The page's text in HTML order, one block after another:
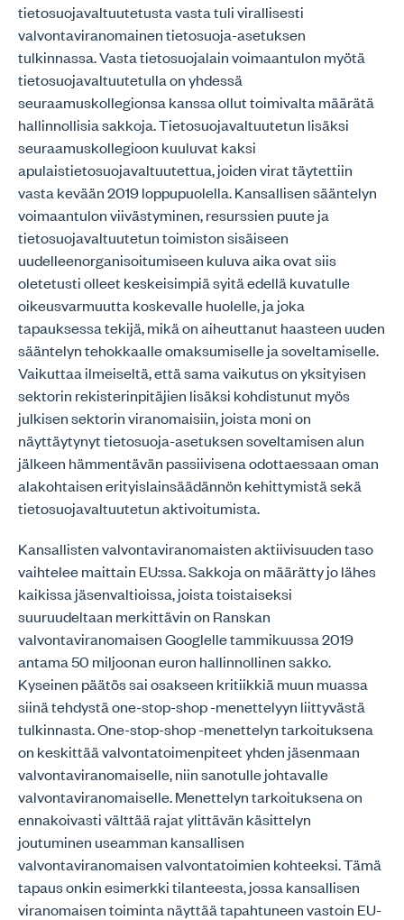
tietosuojavaltuutetusta vasta tuli virallisesti
valvontaviranomainen tietosuoja-asetuksen
tulkinnassa. Vasta tietosuojalain voimaantulon myötä
tietosuojavaltuutetulla on yhdessä
seuraamuskollegionsa kanssa ollut toimivalta määrätä
hallinnollisia sakkoja. Tietosuojavaltuutetun lisäksi
seuraamuskollegioon kuuluvat kaksi
apulaistietosuojavaltuutettua, joiden virat täytettiin
vasta kevään 2019 loppupuolella. Kansallisen sääntelyn
voimaantulon viivästyminen, resurssien puute ja
tietosuojavaltuutetun toimiston sisäiseen
uudelleenorganisoitumiseen kuluva aika ovat siis
oletetusti olleet keskeisimpiä syitä edellä kuvatulle
oikeusvarmuutta koskevalle huolelle, ja joka
tapauksessa tekijä, mikä on aiheuttanut haasteen uuden
sääntelyn tehokkaalle omaksumiselle ja soveltamiselle.
Vaikuttaa ilmeiseltä, että sama vaikutus on yksityisen
sektorin rekisterinpitäjien lisäksi kohdistunut myös
julkisen sektorin viranomaisiin, joista moni on
näyttäytynyt tietosuoja-asetuksen soveltamisen alun
jälkeen hämmentävän passiivisena odottaessaan oman
alakohtaisen erityislainsäädännön kehittymistä sekä
tietosuojavaltuutetun aktivoitumista.
Kansallisten valvontaviranomaisten aktiivisuuden taso
vaihtelee maittain EU:ssa. Sakkoja on määrätty jo lähes
kaikissa jäsenvaltioissa, joista toistaiseksi
suuruudeltaan merkittävin on Ranskan
valvontaviranomaisen Googlelle tammikuussa 2019
antama 50 miljoonan euron hallinnollinen sakko.
Kyseinen päätös sai osakseen kritiikkiä muun muassa
siinä tehdystä one-stop-shop -menettelyyn liittyvästä
tulkinnasta. One-stop-shop -menettelyn tarkoituksena
on keskittää valvontatoimenpiteet yhden jäsenmaan
valvontaviranomaiselle, niin sanotulle johtavalle
valvontaviranomaiselle. Menettelyn tarkoituksena on
ennakoivasti välttää rajat ylittävän käsittelyn
joutuminen useamman kansallisen
valvontaviranomaisen valvontatoimien kohteeksi. Tämä
tapaus onkin esimerkki tilanteesta, jossa kansallisen
viranomaisen toiminta näyttää tapahtuneen vastoin EU-